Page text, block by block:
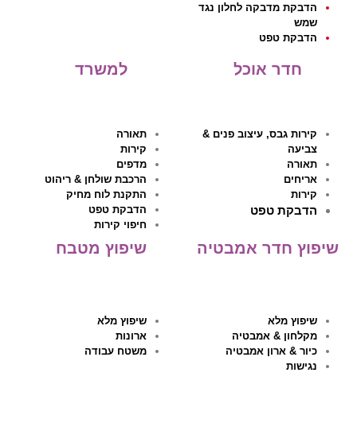
הדבקת מדבקה לחלון נגד
שמש
הדבקת טפט
חדר אוכל
קירות גבס, עיצוב פנים &
צביעה
תאורה
אריחים
קירות
הדבקת טפט
למשרד
תאורה
קירות
מדפים
הרכבת שולחן & ריהוט
התקנת לוח מחיק
הדבקת טפט
חיפוי קירות
שיפוץ חדר אמבטיה
שיפוץ מלא
מקלחון & אמבטיה
כיור & ארון אמבטיה
נגישות
שיפוץ מטבח
שיפוץ מלא
ארונות
משטח עבודה